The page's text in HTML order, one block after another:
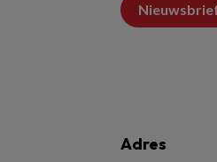
Adres